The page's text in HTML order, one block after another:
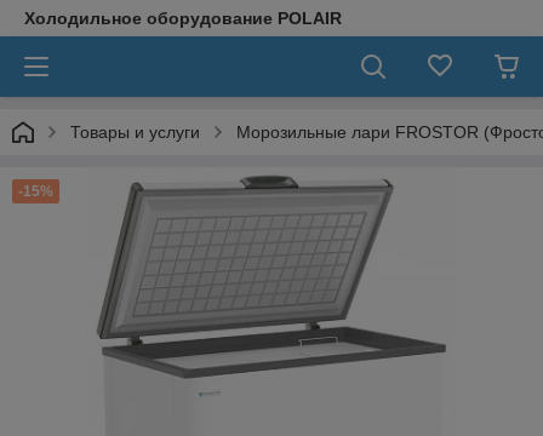
Холодильное оборудование POLAIR
Товары и услуги Морозильные лари FROSTOR
-15%